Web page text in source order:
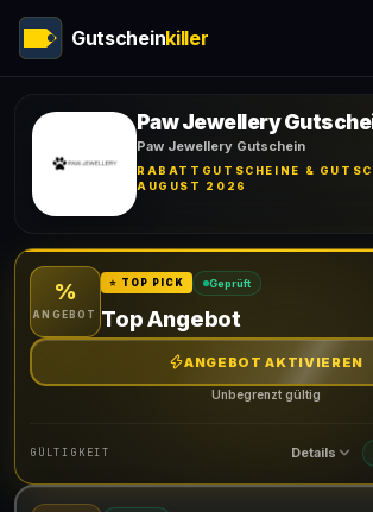
Gutscheinkiller
Paw Jewellery
Paw Jewellery Gutschein
RABATTGUTSCHEINE &
AUGUST 2026
%
ANGEBOT
⭐ TOP PICK Geprüft
Top Angebot
ANGEBOT AKTIVIEREN
Unbegrenzt gültig
GÜLTIGKEIT Details